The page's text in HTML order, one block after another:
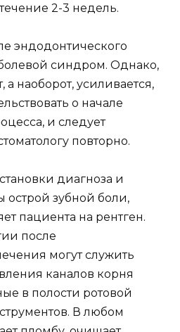
2-3 недель.
эндодонтического
синдром. Однако,
а наоборот, усиливается,
о начале
и следует
повторно.
диагноза и
зубной боли,
пациента на рентген.
после
могут служить
каналов корня
в полости ротовой
В любом